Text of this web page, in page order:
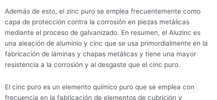
Además de esto, el zinc puro se emplea frecuentemente como
capa de protección contra la corrosión en piezas metálicas
mediante el proceso de galvanizado. En resumen, el Aluzinc es
una aleación de aluminio y cinc que se usa primordialmente en la
fabricación de láminas y chapas metálicas y tiene una mayor
resistencia a la corrosión y al desgaste que el cinc puro.
El cinc puro es un elemento químico puro que se emplea con
frecuencia en la fabricación de elementos de cubrición y